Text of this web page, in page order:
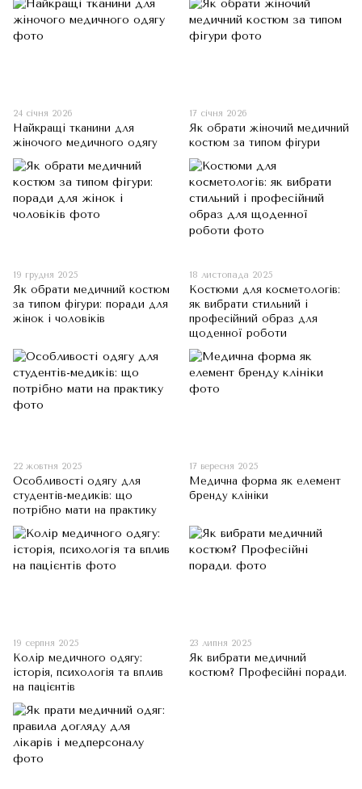
24 січня 2026
Найкращі тканини для
жіночого медичного одягу
17 січня 2026
Як обрати жіночий медичний
костюм за типом фігури
19 грудня 2025
Як обрати медичний костюм
за типом фігури: поради для
жінок і чоловіків
18 листопада 2025
Костюми для косметологів:
як вибрати стильний і
професійний образ для
щоденної роботи
22 жовтня 2025
Особливості одягу для
студентів-медиків: що
потрібно мати на практику
17 вересня 2025
Медична форма як елемент
бренду клініки
19 серпня 2025
Колір медичного одягу:
історія, психологія та вплив
на пацієнтів
23 липня 2025
Як вибрати медичний
костюм? Професійні поради.